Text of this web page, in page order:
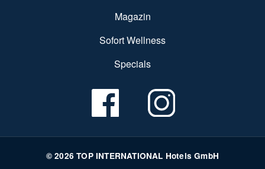
Magazin
Sofort Wellness
Specials
© 2026 TOP INTERNATIONAL Hotels GmbH